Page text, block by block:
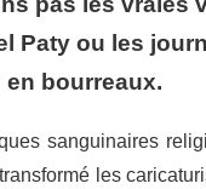
Paty ou les
en bourreaux.
sanguinaires
les